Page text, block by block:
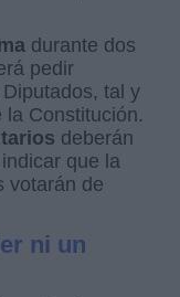
durante dos
pedir
tal y
Constitución.
deberán
que la
votarán de
ni un